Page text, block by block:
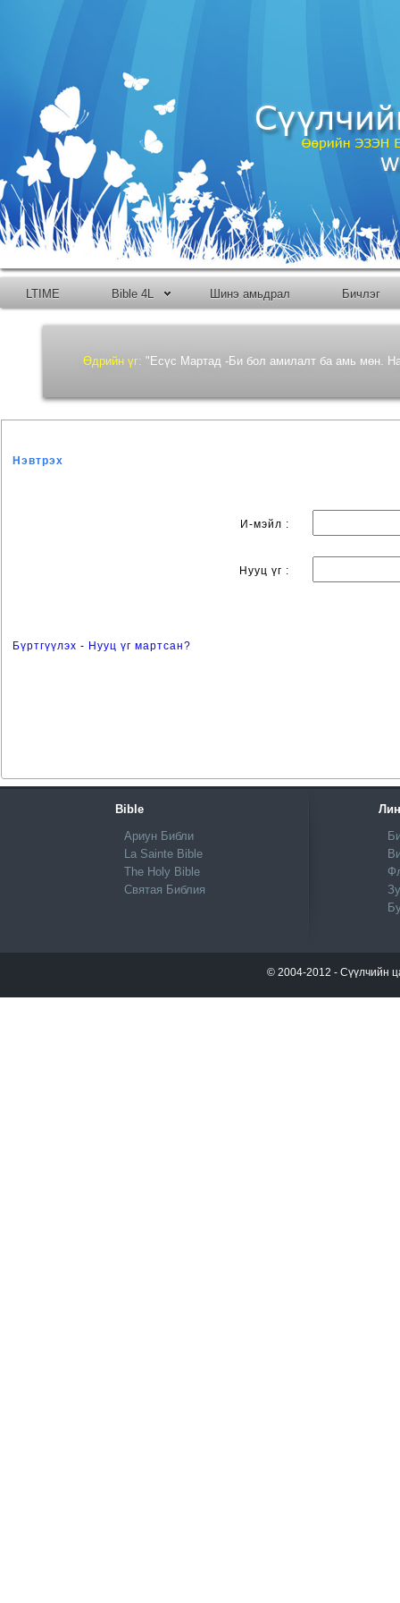
LTIME Bible 4L Шинэ амьдрал Бичлэг
Өдрийн үг: "Есүс Мартад -Би бол амилалт ба амь мөн.
Нэвтрэх
И-мэйл :
Нууц үг :
Бүртгүүлэх - Нууц үг мартсан?
Bible
Ариун Библи
La Sainte Bible
The Holy Bible
Святая Библия
© 2004-2012 - Сүүлчийн